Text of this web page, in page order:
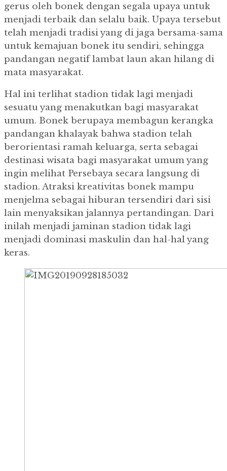
gerus oleh bonek dengan segala upaya untuk
menjadi terbaik dan selalu baik. Upaya tersebut
telah menjadi tradisi yang di jaga bersama-sama
untuk kemajuan bonek itu sendiri, sehingga
pandangan negatif lambat laun akan hilang di
mata masyarakat.
Hal ini terlihat stadion tidak lagi menjadi
sesuatu yang menakutkan bagi masyarakat
umum. Bonek berupaya membagun kerangka
pandangan khalayak bahwa stadion telah
berorientasi ramah keluarga, serta sebagai
destinasi wisata bagi masyarakat umum yang
ingin melihat Persebaya secara langsung di
stadion. Atraksi kreativitas bonek mampu
menjelma sebagai hiburan tersendiri dari sisi
lain menyaksikan jalannya pertandingan. Dari
inilah menjadi jaminan stadion tidak lagi
menjadi dominasi maskulin dan hal-hal yang
keras.